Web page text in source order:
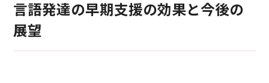
言語発達の早期支援の効果と今後の
展望